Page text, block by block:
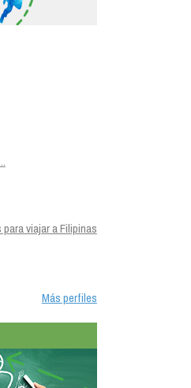
viajar a Filipinas
Más perfiles